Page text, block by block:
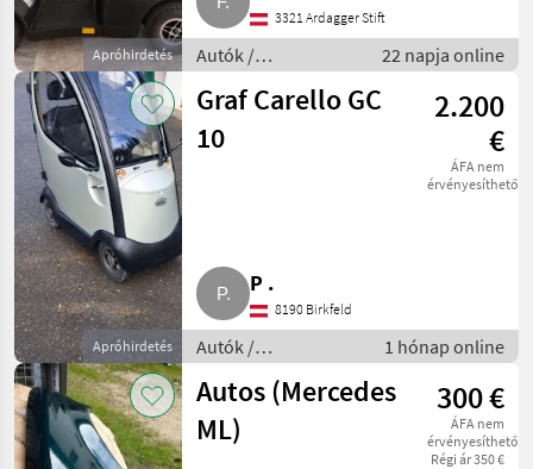
Apróhirdetés
3321 Ardagger Stift
Autók /
Motorkerékpárok /
Egyéb Autók /
Motorkerékpárok
22 napja online
Apróhirdetés
Graf Carello GC
10
2.200
€
ÁFA nem
érvényesíthető
P .
8190 Birkfeld
Autók /
Motorkerékpárok /
Egyéb Autók /
Motorkerékpárok
1 hónap online
Autos (Mercedes
ML)
300 €
ÁFA nem
érvényesíthető
Régi ár 350 €